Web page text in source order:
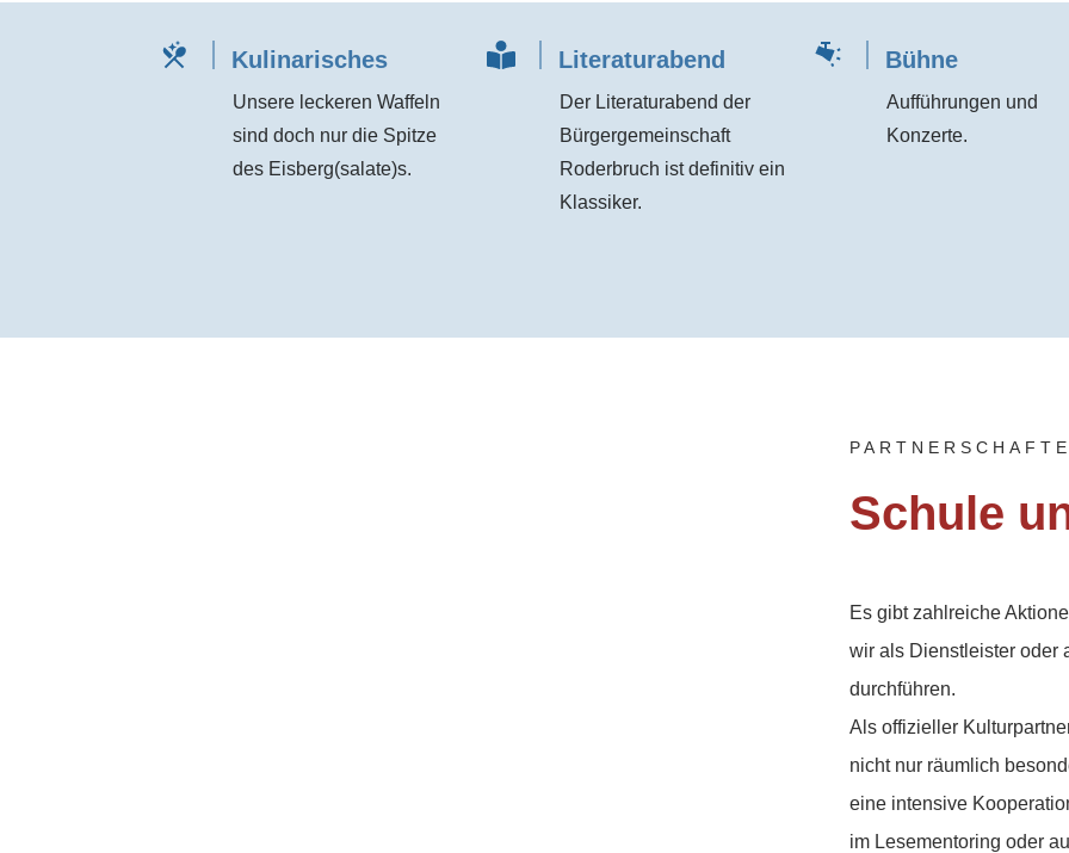
Kulinarisches
Unsere leckeren Waffeln
sind doch nur die Spitze
des Eisberg(salate)s.
Literaturabend
Der Literaturabend der
Bürgergemeinschaft
Roderbruch ist definitiv ein
Klassiker.
Bühne
Aufführungen und
Konzerte.
Schule
Es gibt zahlreiche
wir als Dienstleister oder
durchführen.
Als offizieller
nicht nur räumlich
eine intensive
im Lesementoring oder